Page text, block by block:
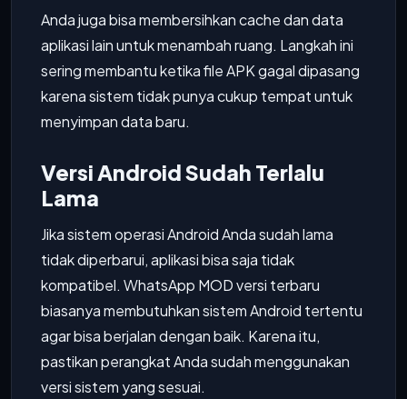
Anda juga bisa membersihkan cache dan data
aplikasi lain untuk menambah ruang. Langkah ini
sering membantu ketika file APK gagal dipasang
karena sistem tidak punya cukup tempat untuk
menyimpan data baru.
Versi Android Sudah Terlalu
Lama
Jika sistem operasi Android Anda sudah lama
tidak diperbarui, aplikasi bisa saja tidak
kompatibel. WhatsApp MOD versi terbaru
biasanya membutuhkan sistem Android tertentu
agar bisa berjalan dengan baik. Karena itu,
pastikan perangkat Anda sudah menggunakan
versi sistem yang sesuai.